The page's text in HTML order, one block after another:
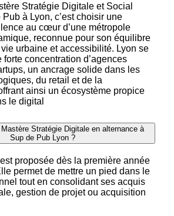
Stratégie Digitale et Social
à Lyon, c’est choisir une
au cœur d’une métropole
reconnue pour son équilibre
urbaine et accessibilité. Lyon se
concentration d’agences
un ancrage solide dans les
du retail et de la
ainsi un écosystème propice
le digital
Stratégie Digitale en alternance à
Sup de Pub Lyon ?
proposée dès la première année
permet de mettre un pied dans le
tout en consolidant ses acquis
gestion de projet ou acquisition